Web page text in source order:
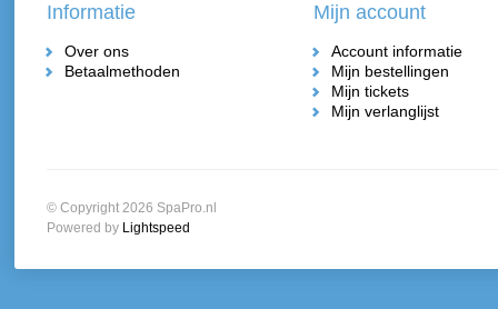
Informatie
Over ons
Betaalmethoden
Mijn account
Account informatie
Mijn bestellingen
Mijn tickets
Mijn verlanglijst
© Copyright 2026 SpaPro.nl
Powered by Lightspeed